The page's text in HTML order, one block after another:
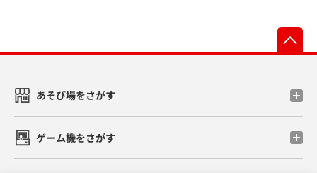
あそび場をさがす
ゲーム機をさがす